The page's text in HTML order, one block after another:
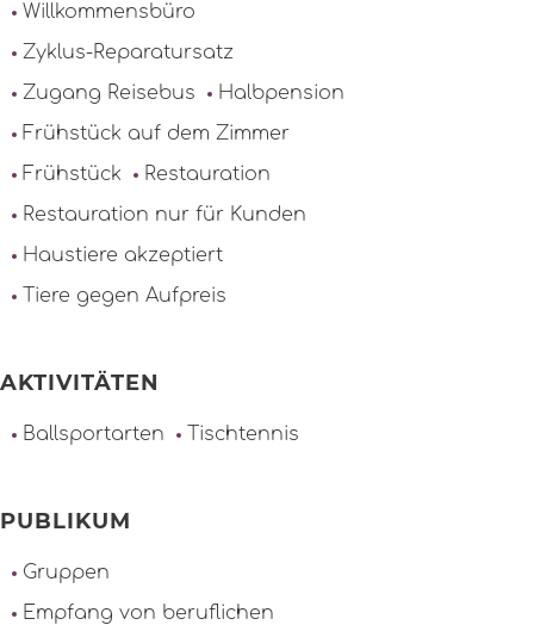
Willkommensbüro
Zyklus-Reparatursatz
Zugang Reisebus
Halbpension
Frühstück auf dem Zimmer
Frühstück
Restauration
Restauration nur für Kunden
Haustiere akzeptiert
Tiere gegen Aufpreis
AKTIVITÄTEN
Ballsportarten Tischtennis
PUBLIKUM
Gruppen
Empfang von beruflichen